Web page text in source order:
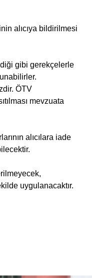
alıcıya bildirilmesi
gibi gerekçelerle
ÖTV
mevzuata
alıcılara iade
uygulanacaktır.